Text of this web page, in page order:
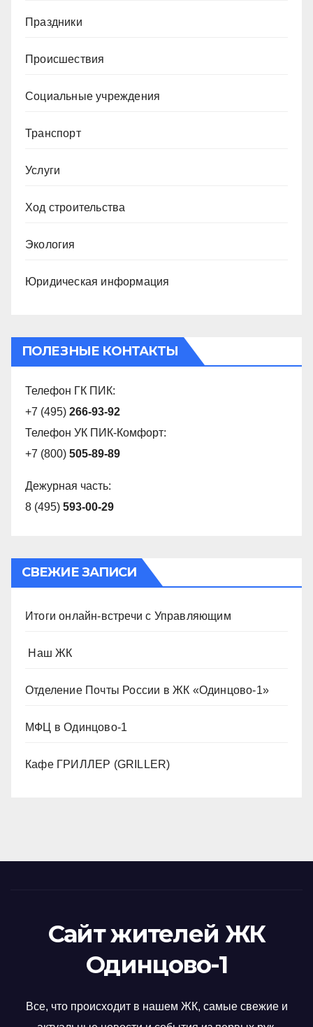
Праздники
Происшествия
Социальные учреждения
Транспорт
Услуги
Ход строительства
Экология
Юридическая информация
ПОЛЕЗНЫЕ КОНТАКТЫ
Телефон ГК ПИК:
+7 (495) 266-93-92
Телефон УК ПИК-Комфорт:
+7 (800) 505-89-89
Дежурная часть:
8 (495) 593-00-29
СВЕЖИЕ ЗАПИСИ
Итоги онлайн-встречи с Управляющим
️ Наш ЖК
Отделение Почты России в ЖК «Одинцово-1»
МФЦ в Одинцово-1
Кафе ГРИЛЛЕР (GRILLER)
Сайт жителей ЖК
Одинцово-1
Все, что происходит в нашем ЖК, самые свежие и